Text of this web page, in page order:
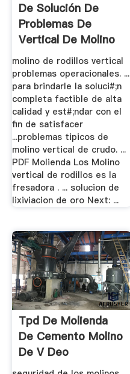
De Solución De
Problemas De
Vertical De Molino
De Rodillos
molino de rodillos vertical
problemas operacionales. ...
para brindarle la soluci#;n
completa factible de alta
calidad y est#;ndar con el
fin de satisfacer
...problemas tipicos de
molino vertical de crudo. ...
PDF Molienda Los Molino
vertical de rodillos es la
fresadora . ... solucion de
lixiviacion de oro Next: ...
Tpd De Molienda
De Cemento Molino
De V Deo